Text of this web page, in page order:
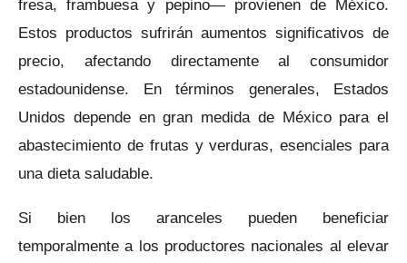
fresa, frambuesa y pepino— provienen de México.
Estos productos sufrirán aumentos significativos de
precio, afectando directamente al consumidor
estadounidense. En términos generales, Estados
Unidos depende en gran medida de México para el
abastecimiento de frutas y verduras, esenciales para
una dieta saludable.
Si bien los aranceles pueden beneficiar
temporalmente a los productores nacionales al elevar